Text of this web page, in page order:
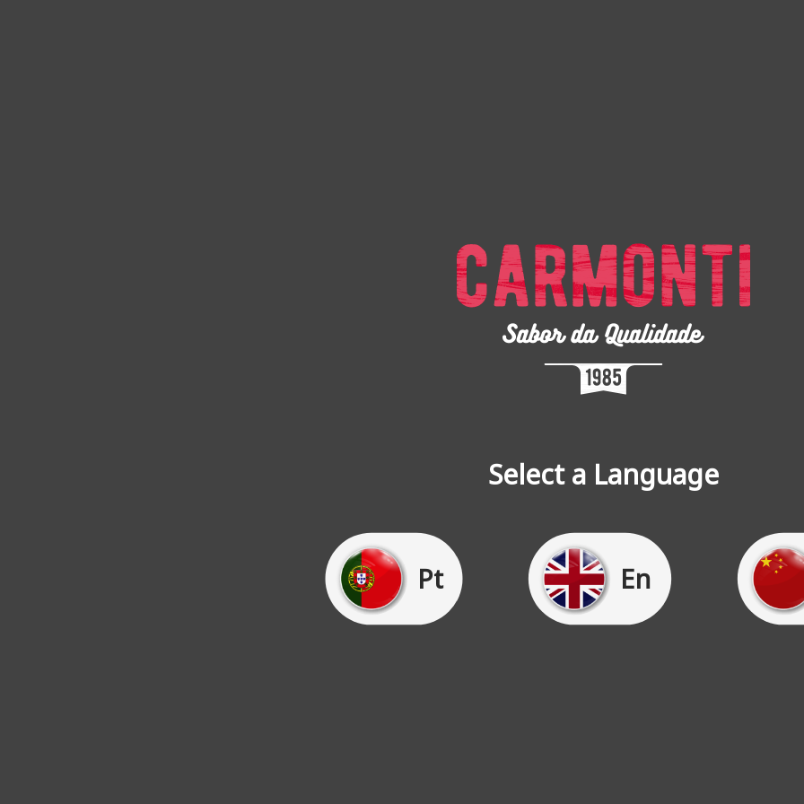
Select a Language
Pt En